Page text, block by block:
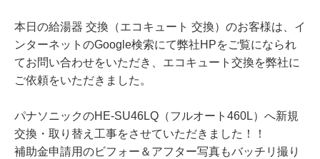
本日の給湯器 交換（エコキュート 交換）のお客様は、イ
ンターネットのGoogle検索にて弊社HPをご覧になられ
てお問い合わせをいただき、エコキュート交換を弊社に
ご依頼をいただきました。
パナソニックのHE-SU46LQ（フルオート460L）へ新規
交換・取り替え工事をさせていただきました！！
補助金申請用のビフォー＆アフター写真もバッチリ撮り